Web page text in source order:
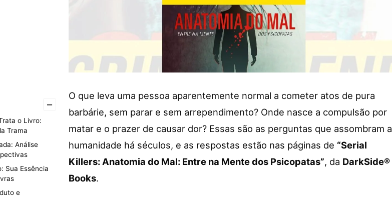
–
o Livro:
Trama
Análise
Sua Essência
e
O que leva uma pessoa aparentemente normal a cometer atos de pura
barbárie, sem parar e sem arrependimento? Onde nasce a compulsão por
matar e o prazer de causar dor? Essas são as perguntas que assombram a
humanidade há séculos, e as respostas estão nas páginas de “Serial
Killers: Anatomia do Mal: Entre na Mente dos Psicopatas”, da DarkSide®
Books.